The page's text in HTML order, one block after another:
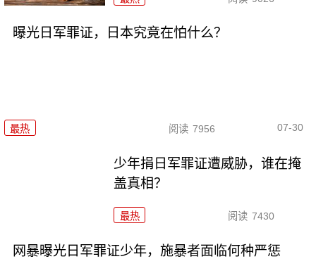
曝光日军罪证，日本究竟在怕什么？
最热 阅读 7956 07-30
少年捐日军罪证遭威胁，谁在掩
盖真相？
最热 阅读 7430
网暴曝光日军罪证少年，施暴者面临何种严惩